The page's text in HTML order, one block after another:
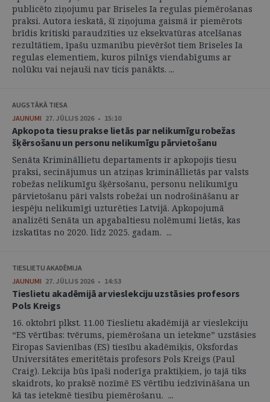
publicēto ziņojumu par Briseles Ia regulas piemērošanas
praksi. Autora ieskatā, šī ziņojuma gaismā ir piemērots
brīdis kritiski paraudzīties uz eksekvatūras atcelšanas
rezultātiem, īpašu uzmanību pievēršot tiem Briseles Ia
regulas elementiem, kuros pilnīgs viendabīgums ar
nolūku vai nejauši nav ticis panākts. ...
AUGSTĀKĀ TIESA
JAUNUMI 27. JŪLIJS 2026 • 15:10
Apkopota tiesu prakse lietās par nelikumīgu robežas
šķērsošanu un personu nelikumīgu pārvietošanu
Senāta Krimināllietu departaments ir apkopojis tiesu
praksi, secinājumus un atziņas krimināllietās par valsts
robežas nelikumīgu šķērsošanu, personu nelikumīgu
pārvietošanu pāri valsts robežai un nodrošināšanu ar
iespēju nelikumīgi uzturēties Latvijā. Apkopojumā
analizēti Senāta un apgabaltiesu nolēmumi lietās, kas
izskatītas no 2020. līdz 2025. gadam. ...
TIESLIETU AKADĒMIJA
JAUNUMI 27. JŪLIJS 2026 • 14:53
Tieslietu akadēmijā ar vieslekciju uzstāsies profesors
Pols Kreigs
16. oktobrī plkst. 11.00 Tieslietu akadēmijā ar vieslekciju
“ES vērtības: tvērums, piemērošana un ietekme” uzstāsies
Eiropas Savienības (ES) tiesību akadēmiķis, Oksfordas
Universitātes emeritētais profesors Pols Kreigs (Paul
Craig). Lekcija būs īpaši noderīga praktiķiem, jo tajā tiks
skaidrots, ko praksē nozīmē ES vērtību iedzīvināšana un
kā tas ietekmē tiesību piemērošanu. ...